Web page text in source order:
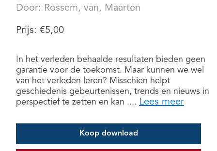
Door: Rossem, van, Maarten
Prijs: €5,00
In het verleden behaalde resultaten bieden geen
garantie voor de toekomst. Maar kunnen we wel
van het verleden leren? Misschien helpt
geschiedenis gebeurtenissen, trends en nieuws in
perspectief te zetten en kan .... Lees meer
Koop download